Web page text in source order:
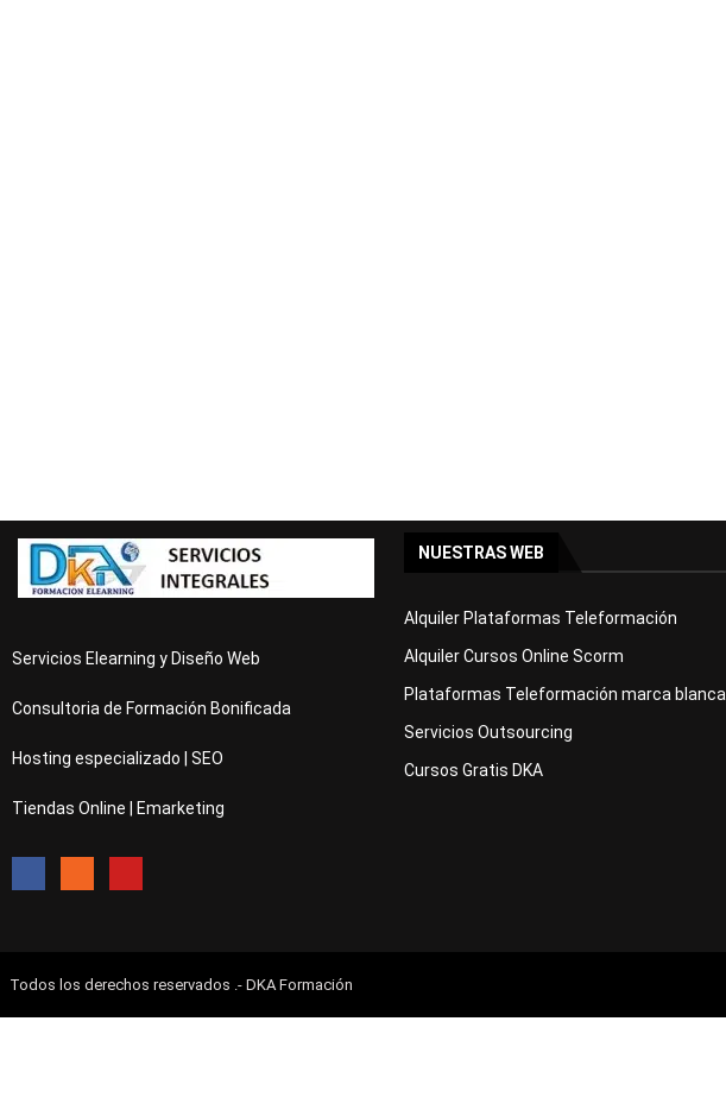
Servicios Elearning y Diseño Web
Consultoria de Formación Bonificada
Hosting especializado | SEO
Tiendas Online | Emarketing
NUESTRAS WEB
Alquiler Plataformas Teleformación
Alquiler Cursos Online Scorm
Plataformas Teleformación marca blanca
Servicios Outsourcing
Cursos Gratis DKA
Todos los derechos reservados .- DKA Formación